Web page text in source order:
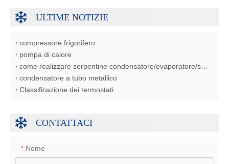
ULTIME NOTIZIE
compressore frigorifero
pompa di calore
condensatore a tubo metallico
Classificazione dei termostati
CONTATTACI
* Nome